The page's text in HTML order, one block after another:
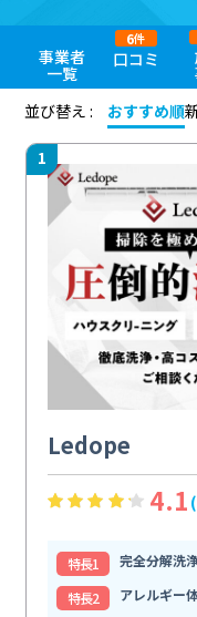
事業者
一覧
口コミ
6件
並び替え :
おすすめ順
1
Ledope
4.1
特⻑1
特⻑2